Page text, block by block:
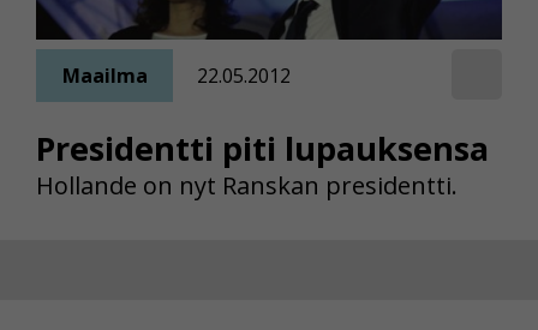
Presidentti piti lupauksensa
Maailma 22.05.2012
Hollande on nyt Ranskan presidentti.